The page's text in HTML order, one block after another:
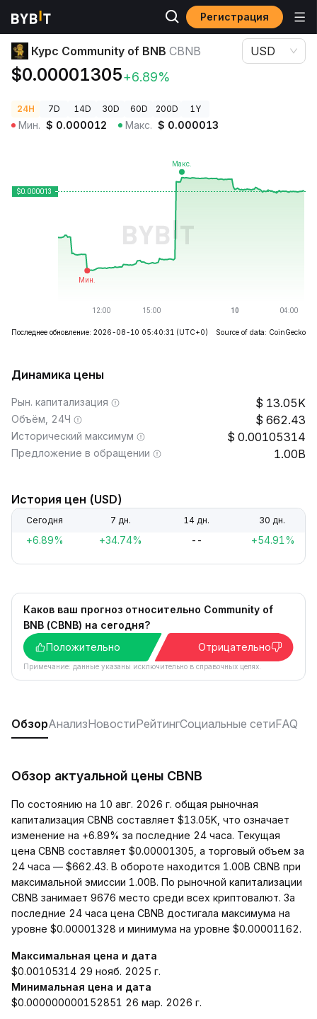
Регистрация
Цены криптовалют Курс Community of BNB CBNB
Курс Community of BNB CBNB
$0.00001305+6.89%
USD
24H 7D 14D 30D 60D 200D 1Y
Мин. $ 0.000012 Макс. $ 0.000013
Последнее обновление: 2026-08-10 05:40:31 (UTC+0) Source of data: CoinGecko
Динамика цены
Рын. капитализация 13.05K
Объём, 24Ч 662.43
Исторический максимум 0.00105314
Предложение в обращении 1.00B
История цен (USD)
Сегодня 7 дн. 14 дн. 30 дн.
+6.89% +34.74% -- +54.91%
Каков ваш прогноз относительно Community of
BNB (CBNB) на сегодня?
Положительно
Отрицательно
Примечание: данные указаны исключительно в справочных целях.
ОбзорАнализНовостиРейтингСоциальные сетиFAQ
Обзор актуальной цены CBNB
По состоянию на 10 авг. 2026 г. общая рыночная
капитализация CBNB составляет $13.05K, что означает
изменение на +6.89% за последние 24 часа. Текущая
цена CBNB составляет $0.00001305, а торговый объем за
24 часа — $662.43. В обороте находится 1.00B CBNB при
максимальной эмиссии 1.00B. По рыночной капитализации
CBNB занимает 9676 место среди всех криптовалют. За
последние 24 часа цена CBNB достигала максимума на
уровне $0.00001328 и минимума на уровне $0.00001162.
Максимальная цена и дата
$0.00105314 29 нояб. 2025 г.
Минимальная цена и дата
$0.000000000152851 26 мар. 2026 г.